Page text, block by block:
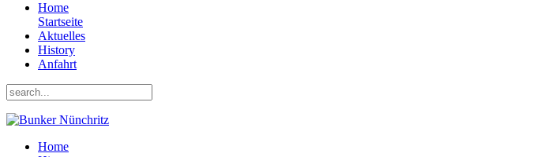
Home
Startseite
Aktuelles
History
Anfahrt
Home